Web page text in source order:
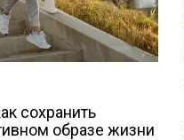
сохранить
образе жизни